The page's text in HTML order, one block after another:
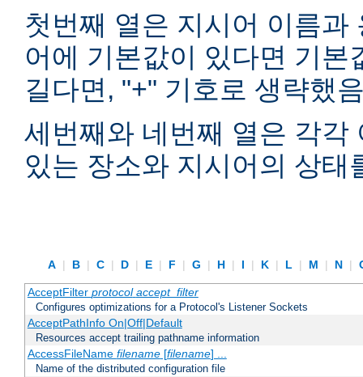
첫번째 열은 지시어 이름
어에 기본값이 있다면 기
길다면, "+" 기호로 생략했
세번째와 네번째 열은 각각
있는 장소와 지시어의 상태
A | B | C | D | E | F | G | H | I | K | L | M | N |
AcceptFilter protocol accept_filter
Configures optimizations for a Protocol's Listener Sockets
AcceptPathInfo On|Off|Default
Resources accept trailing pathname information
AccessFileName filename[filename] ...
Name of the distributed configuration file